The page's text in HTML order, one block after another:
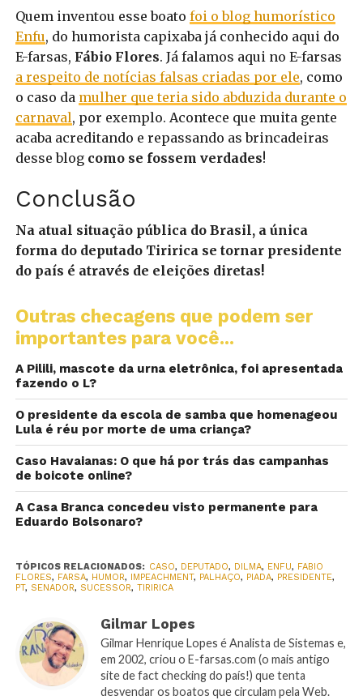
Quem inventou esse boato foi o blog humorístico
Enfu, do humorista capixaba já conhecido aqui do
E-farsas, Fábio Flores. Já falamos aqui no E-farsas
a respeito de notícias falsas criadas por ele, como
o caso da mulher que teria sido abduzida durante o
carnaval, por exemplo. Acontece que muita gente
acaba acreditando e repassando as brincadeiras
desse blog como se fossem verdades!
Conclusão
Na atual situação pública do Brasil, a única
forma do deputado Tiririca se tornar presidente
do país é através de eleições diretas!
Outras checagens que podem ser
importantes para você...
A Pilili, mascote da urna eletrônica, foi apresentada
fazendo o L?
O presidente da escola de samba que homenageou
Lula é réu por morte de uma criança?
Caso Havaianas: O que há por trás das campanhas
de boicote online?
A Casa Branca concedeu visto permanente para
Eduardo Bolsonaro?
TÓPICOS RELACIONADOS: CASO, DEPUTADO, DILMA, ENFU, FABIO
FLORES, FARSA, HUMOR, IMPEACHMENT, PALHAÇO, PIADA, PRESIDENTE,
PT, SENADOR, SUCESSOR, TIRIRICA
Gilmar Lopes
Gilmar Henrique Lopes é Analista de Sistemas e,
em 2002, criou o E-farsas.com (o mais antigo
site de fact checking do país!) que tenta
desvendar os boatos que circulam pela Web.